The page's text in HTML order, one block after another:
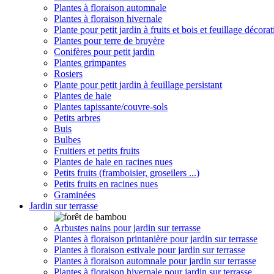
Plantes à floraison automnale
Plantes à floraison hivernale
Plante pour petit jardin à fruits et bois et feuillage
Plantes pour terre de bruyère
Conifères pour petit jardin
Plantes grimpantes
Rosiers
Plante pour petit jardin à feuillage persistant
Plantes de haie
Plantes tapissante/couvre-sols
Petits arbres
Buis
Bulbes
Fruitiers et petits fruits
Plantes de haie en racines nues
Petits fruits (framboisier, groseilers ...)
Petits fruits en racines nues
Graminées
Jardin sur terrasse
Arbustes nains pour jardin sur terrasse
Plantes à floraison printanière pour jardin sur terrasse
Plantes à floraison estivale pour jardin sur terrasse
Plantes à floraison automnale pour jardin sur terrasse
Plantes à floraison hivernale pour jardin sur terrasse